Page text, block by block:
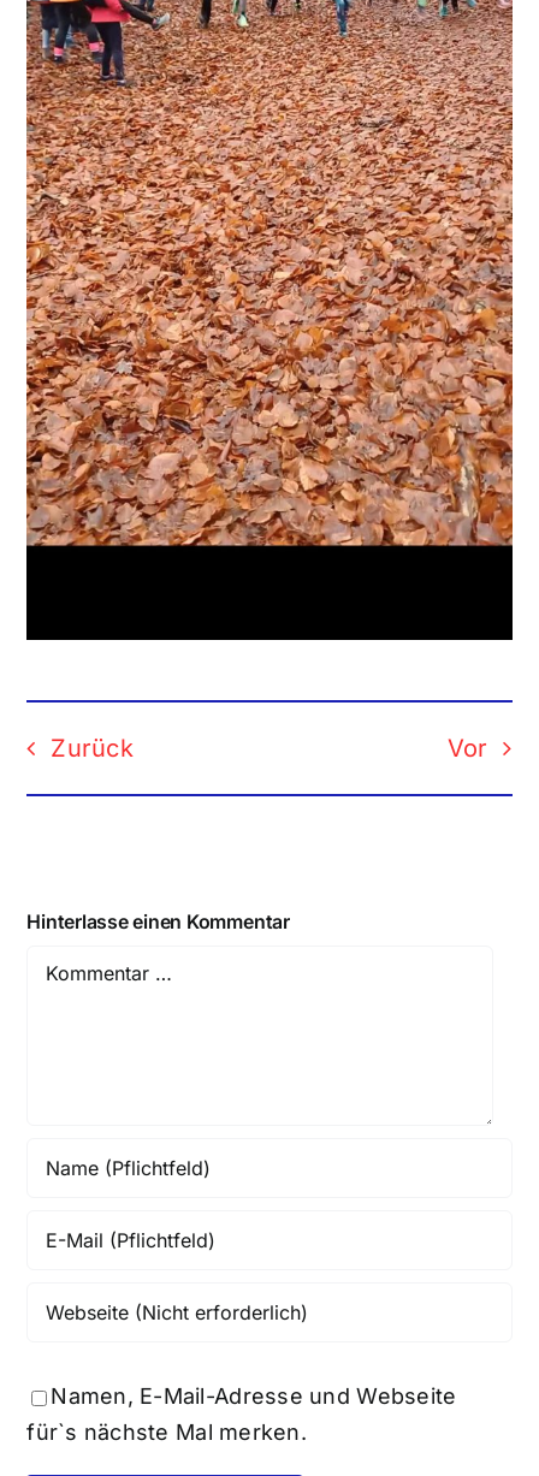
Zurück Vor
Hinterlasse einen Kommentar
Comment
Namen, E-Mail-Adresse und Webseite
für`s nächste Mal merken.